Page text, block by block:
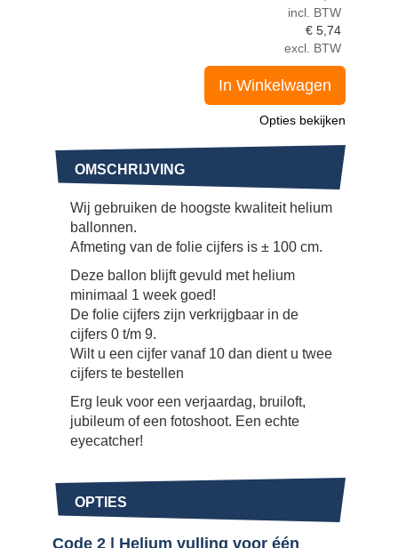
incl. BTW
€ 5,74
excl. BTW
In Winkelwagen
Opties bekijken
OMSCHRIJVING
Wij gebruiken de hoogste kwaliteit helium
ballonnen.
Afmeting van de folie cijfers is ± 100 cm.
Deze ballon blijft gevuld met helium
minimaal 1 week goed!
De folie cijfers zijn verkrijgbaar in de
cijfers 0 t/m 9.
Wilt u een cijfer vanaf 10 dan dient u twee
cijfers te bestellen
Erg leuk voor een verjaardag, bruiloft,
jubileum of een fotoshoot. Een echte
eyecatcher!
OPTIES
Code 2 | Helium vulling voor één